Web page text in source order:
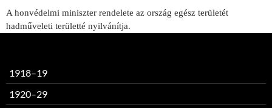
A honvédelmi miniszter rendelete az ország egész területét
hadműveleti területté nyilvánítja.
1918–19
1920–29